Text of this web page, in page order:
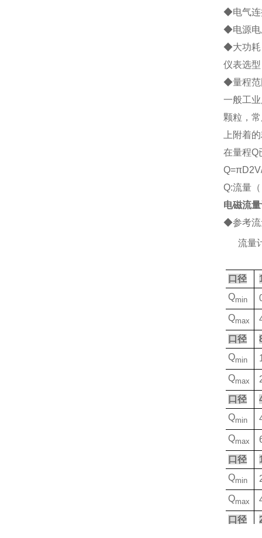
◆电气连
◆电源电
◆大功耗
仪表选型
◆量程
一般工
颗粒，
上附着
在量程Q
Q=
Q:流量
电磁流
◆参考流
流量
口径
Qmin
Qmax
口径
Qmin
Qmax
口径
Qmin
Qmax
口径
Qmin
Qmax
口径